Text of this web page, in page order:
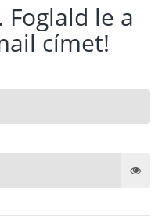
Foglald le a
címet!